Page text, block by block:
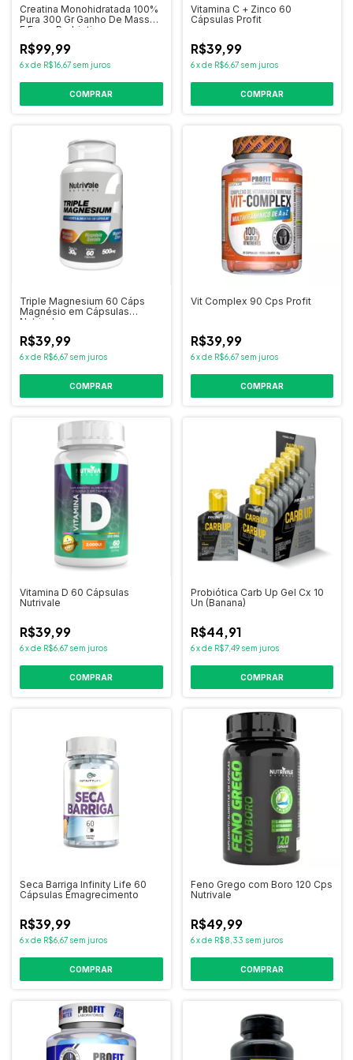
Creatina Monohidratada 100%
Pura 300 Gr Ganho De Massa
E Força Probiotica
R$99,99
6xde R$16,67 sem juros
Vitamina C + Zinco 60
Cápsulas Profit
R$39,99
6 xde R$6,67 sem juros
Triple Magnesium 60 Cáps
Magnésio em Cápsulas
Nutrivale
R$39,99
6xde R$6,67 sem juros
COMPRAR
Vit Complex 90 Cps Profit
R$39,99
6 xde R$6,67 sem juros
Vitamina D 60 Cápsulas
Nutrivale
R$39,99
6xde R$6,67 sem juros
COMPRAR
Probiótica Carb Up Gel Cx 10
Un (Banana)
R$44,91
6 xde R$7,49 sem juros
Seca Barriga Infinity Life 60
Cápsulas Emagrecimento
R$39,99
6xde R$6,67 sem juros
COMPRAR
Feno Grego com Boro 120 Cps
Nutrivale
R$49,99
6 xde R$8,33 sem juros